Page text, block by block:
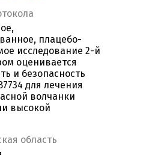
плацебо-
исследование 2-й
оценивается
и безопасность
для лечения
волчанки
высокой
область